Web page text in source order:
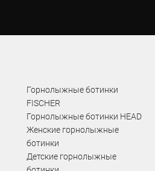
Горнолыжные ботинки
FISCHER
Горнолыжные ботинки HEAD
Женские горнолыжные
ботинки
Детские горнолыжные